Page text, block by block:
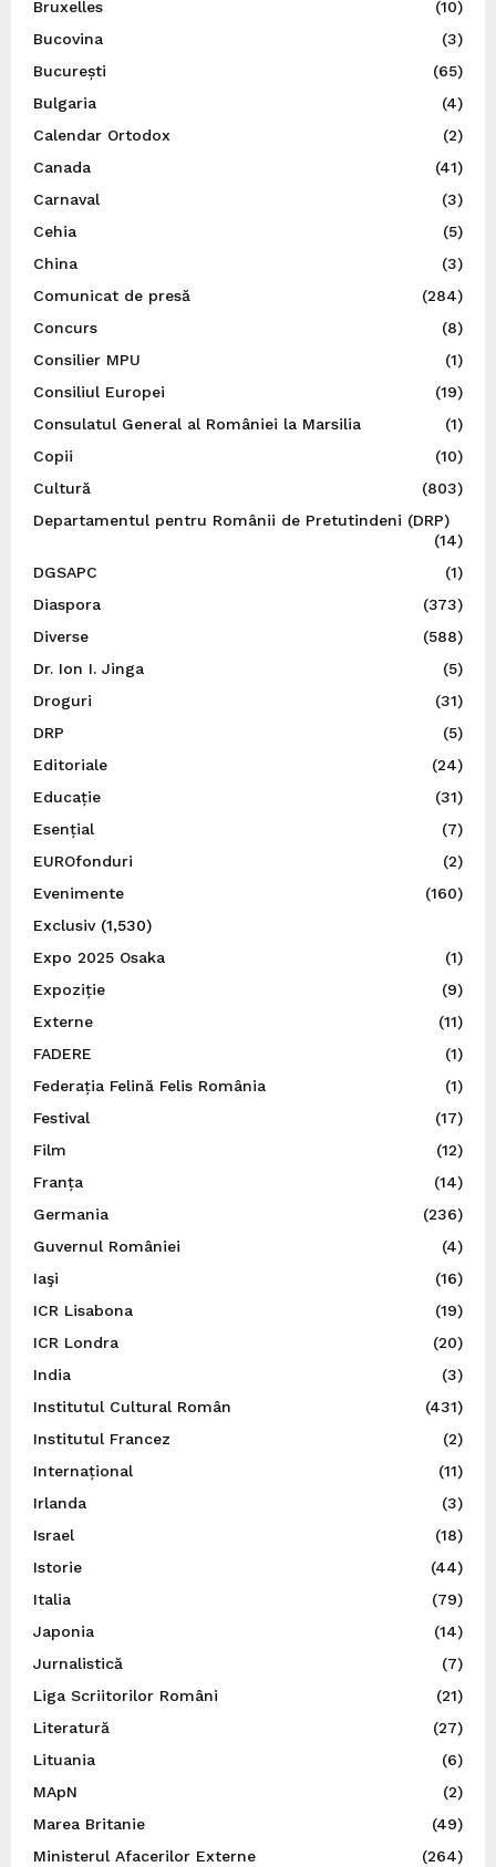
Bruxelles
(10)
Bucovina
(3)
București
(65)
Bulgaria
(4)
Calendar Ortodox
(2)
Canada
(41)
Carnaval
(3)
Cehia
(5)
China
(3)
Comunicat de presă
(284)
Concurs
(8)
Consilier MPU
(1)
Consiliul Europei
(19)
Consulatul General al României la Marsilia
(1)
Copii
(10)
Cultură
(803)
Departamentul pentru Românii de Pretutindeni (DRP)
(14)
DGSAPC
(1)
Diaspora
(373)
Diverse
(588)
Dr. Ion I. Jinga
(5)
Droguri
(31)
DRP
(5)
Editoriale
(24)
Educație
(31)
Esențial
(7)
EUROfonduri
(2)
Evenimente
(160)
Exclusiv(1,530)
Expo 2025 Osaka
(1)
Expoziție
(9)
Externe
(11)
FADERE
(1)
Federația Felină Felis România
(1)
Festival
(17)
Film
(12)
Franța
(14)
Germania
(236)
Guvernul României
(4)
Iaşi
(16)
ICR Lisabona
(19)
ICR Londra
(20)
India
(3)
Institutul Cultural Român
(431)
Institutul Francez
(2)
Internațional
(11)
Irlanda
(3)
Israel
(18)
Istorie
(44)
Italia
(79)
Japonia
(14)
Jurnalistică
(7)
Liga Scriitorilor Români
(21)
Literatură
(27)
Lituania
(6)
MApN
(2)
Marea Britanie
(49)
Ministerul Afacerilor Externe
(264)